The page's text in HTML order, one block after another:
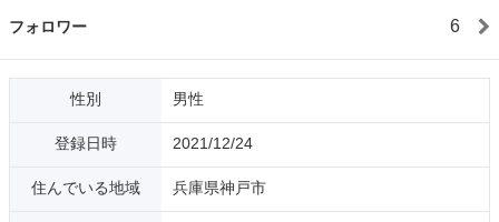
フォロワー 6
性別 男性
登録日時 2021/12/24
住んでいる地域 兵庫県神戸市